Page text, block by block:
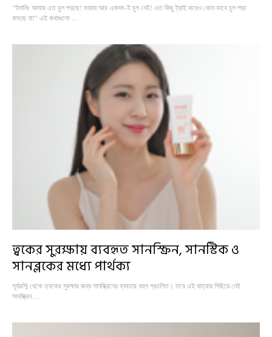
“ইদানিং আমার এত চুল পড়ছে! মাথায় আর একদম-ই চুল নেই! এত কিছু ট্রাই করেও কোন ভাবে চুল পড়া
কমছে না!” এই কথাগুলো …
ত্বকের সুরক্ষায় ব্যবহৃত সানস্ক্রিন, সানস্টিক ও
সানব্লকের মধ্যে পার্থক্য
সূর্যরশ্মি থেকে ত্বকের সুরক্ষার জন্য সানস্ক্রিনের ব্যবহার বহুল প্রচলিত। তবে এই যাত্রায় পিছিয়ে নেই
সানস্ক্রিন…